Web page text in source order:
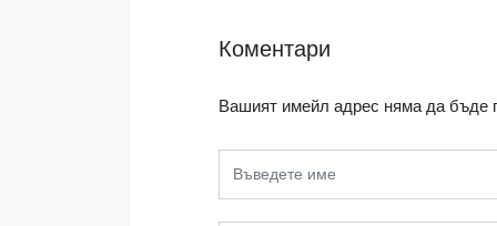
Коментари
Вашият имейл адрес няма да бъде